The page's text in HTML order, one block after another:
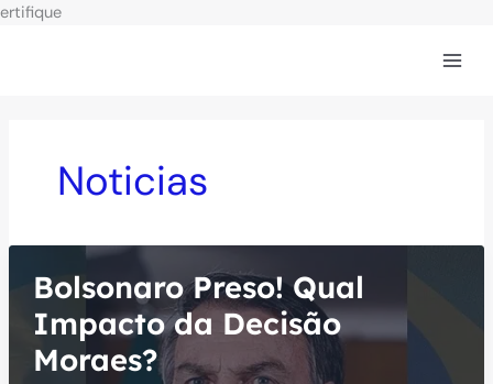
ertifiqueIr
Noticias
Bolsonaro Preso! Qual
Impacto da Decisão
Moraes?